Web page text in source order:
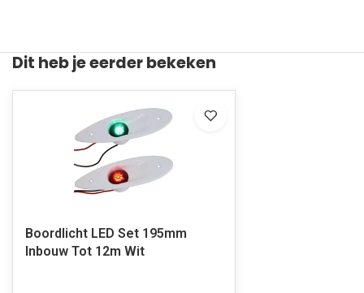
Dit heb je eerder bekeken
Boordlicht LED Set 195mm
Inbouw Tot 12m Wit